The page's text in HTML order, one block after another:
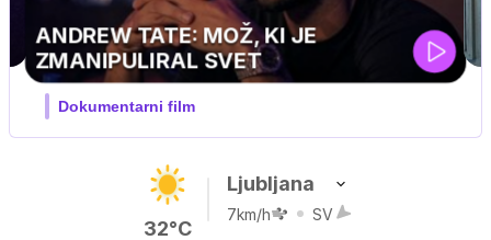
MOJ PRIJATELJ PINGVIN
Film meseca / družinski, pustolovski
32°C
Ljubljana
7km/h SV